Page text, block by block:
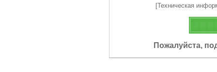
[Техническая
Пожалуйста,